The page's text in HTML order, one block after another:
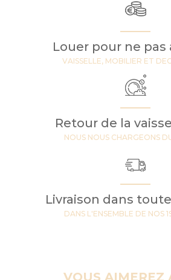
Louer pour ne
VAISSELLE, MOBILIER ET
Retour de la
NOUS NOUS CHARGEONS
Livraison dans
DANS L'ENSEMBLE DE NOS
VOUS AIMEREZ